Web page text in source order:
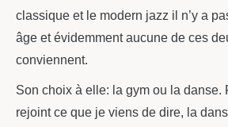
classique et le modern jazz il n’y a
âge et évidemment aucune de ces
conviennent.
Son choix à elle: la gym ou la danse.
rejoint ce que je viens de dire, la